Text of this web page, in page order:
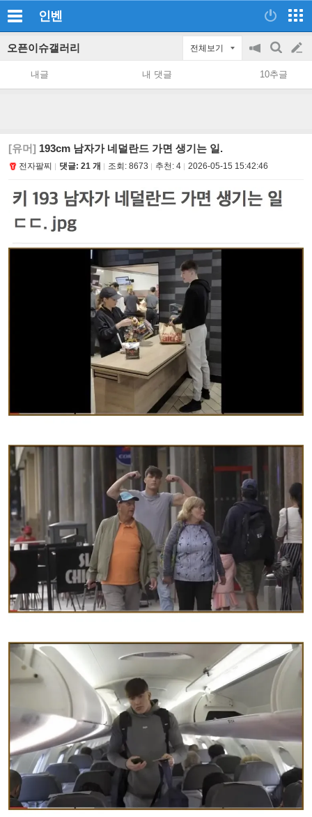
인벤
오픈이슈갤러리 전체보기
공
지
on/off
검
색
글
쓰
내글 내 댓글 10추글
[유머] 193cm 남자가 네덜란드 가면 생기는 일.
전자팔찌 댓글: 21 개 조회: 8673 추천: 4 2026-05-15 15:42:46